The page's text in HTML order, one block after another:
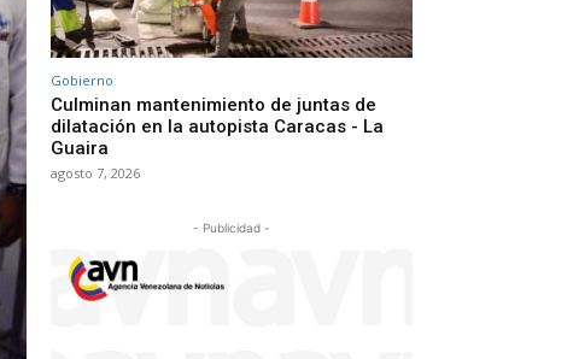
Gobierno
Culminan mantenimiento de juntas de
dilatación en la autopista Caracas - La
Guaira
agosto 7, 2026
- Publicidad -